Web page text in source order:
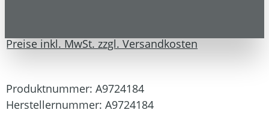
Preise inkl. MwSt. zzgl. Versandkosten
Produktnummer: A9724184
Herstellernummer: A9724184